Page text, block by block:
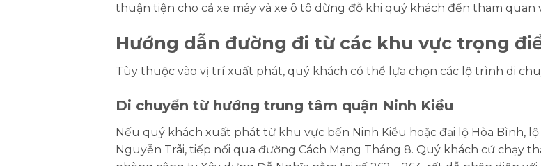
thuận tiện cho cả xe máy và xe ô tô dừng đỗ khi quý khách đến tham quan
Hướng dẫn đường đi từ các khu vực trọng
Tùy thuộc vào vị trí xuất phát, quý khách có thể lựa chọn các lộ trình di
Di chuyển từ hướng trung tâm quận Ninh Kiều
Nếu quý khách xuất phát từ khu vực bến Ninh Kiều hoặc đại lộ Hòa Bình,
Nguyễn Trãi, tiếp nối qua đường Cách Mạng Tháng 8. Quý khách cứ chạy